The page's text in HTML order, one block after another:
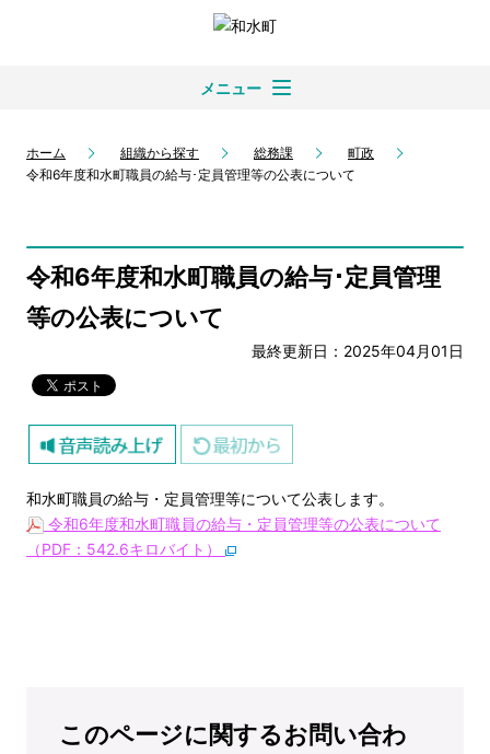
メニュー
ホーム 組織から探す 総務課
町政
令和6年度和水町職員の給与･定員管理等の公表について
令和6年度和水町職員の給与･定員管理
等の公表について
最終更新日：2025年04月01日
和水町職員の給与・定員管理等について公表します。
令和6年度和水町職員の給与・定員管理等の公表について
（PDF：542.6キロバイト）
このページに関するお問い合わ